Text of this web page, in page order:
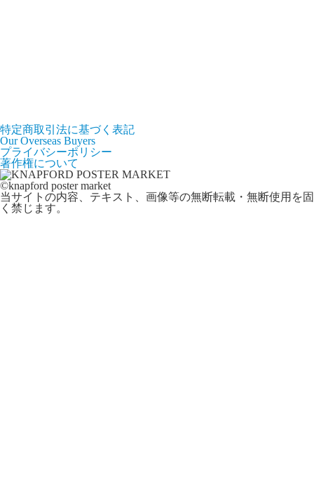
特定商取引法に基づく表記
Our Overseas Buyers
プライバシーポリシー
著作権について
©knapford poster market
当サイトの内容、テキスト、画像等の無断転載・無断使用を固
く禁じます。